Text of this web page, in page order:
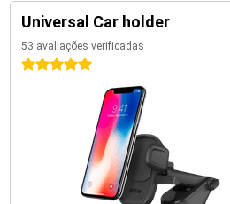
Universal Car holder
53 avaliações verificadas
5 estrelas